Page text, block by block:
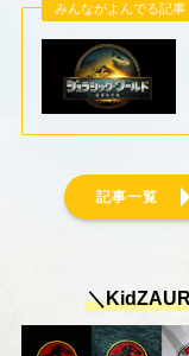
みんながよんでる記事
記事一覧
＼